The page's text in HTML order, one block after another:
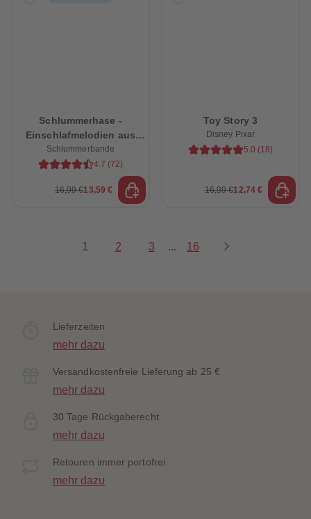
Schlummerhase -
Einschlafmelodien aus
dem Schlummerwald
Schlummerbande
4.7 (72)
16,99 €13,59 €
Toy Story 3
Disney Pixar
5.0 (18)
16,99 €12,74 €
1 2 3 ... 16
Lieferzeiten
mehr dazu
Versandkostenfreie Lieferung ab 25 €
mehr dazu
30 Tage Rückgaberecht
mehr dazu
Retouren immer portofrei
mehr dazu